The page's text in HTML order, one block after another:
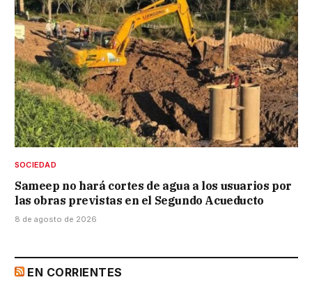
SOCIEDAD
Sameep no hará cortes de agua a los usuarios por
las obras previstas en el Segundo Acueducto
8 de agosto de 2026
EN CORRIENTES